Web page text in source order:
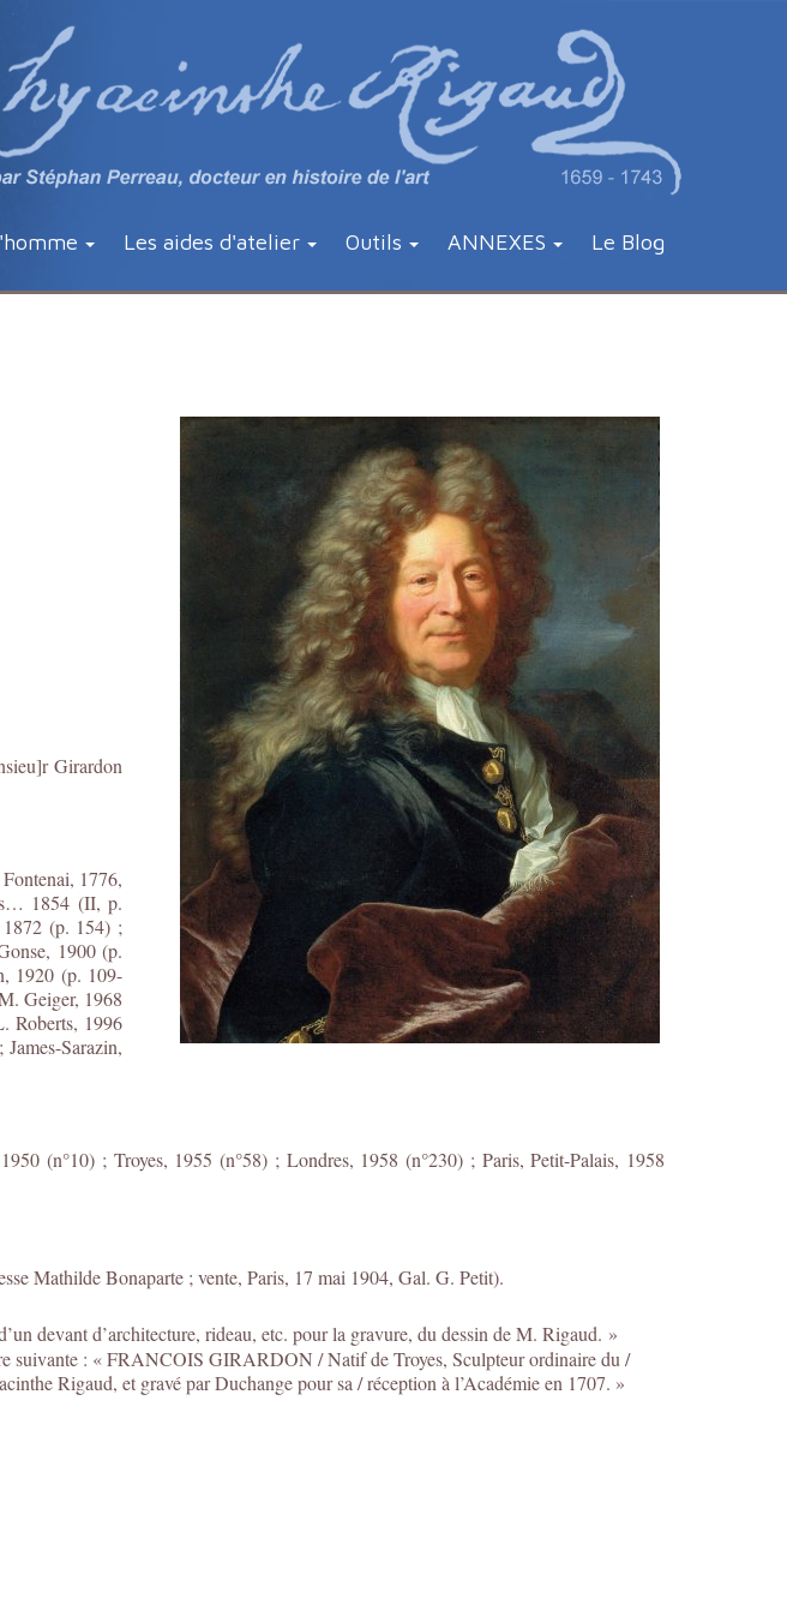
Les aides d'atelier Outils ANNEXES Le Blog
Girardon
1776,
1854 (II, p.
(p. 154) ;
1900 (p.
1920 (p. 109-
Geiger, 1968
Roberts, 1996
Sarazin,
(n°10) ; Troyes, 1955 (n°58) ; Londres, 1958 (n°230) ; Paris, Petit-Palais, 1958
Mathilde Bonaparte ; vente, Paris, 17 mai 1904, Gal. G. Petit).
devant d’architecture, rideau, etc. pour la gravure, du dessin de M. Rigaud. »
suivante : « FRANCOIS GIRARDON / Natif de Troyes, Sculpteur ordinaire du /
Rigaud, et gravé par Duchange pour sa / réception à l’Académie en 1707. »